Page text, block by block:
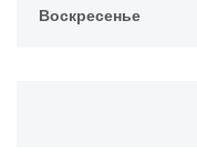
Воскресенье